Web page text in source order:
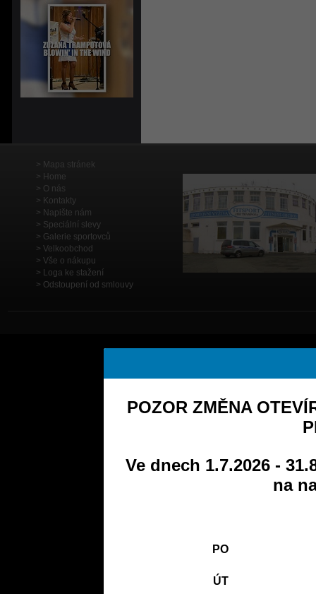
Mapa stránek
Home
O nás
Kontakty
Napište nám
Speciální slevy
Galerie sportovců
Velkoobchod
Vše o nákupu
Loga ke stažení
Odstoupení od smlouvy
POZOR ZMĚNA
Ve dnech 1.7.2026 -
na
PO
ÚT